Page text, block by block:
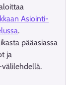
Asiointi-
.
pääasiassa
ja